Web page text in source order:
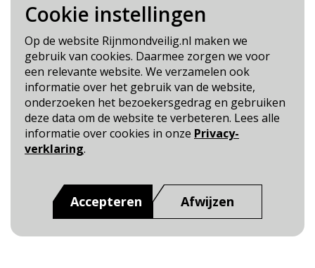
Cookie instellingen
Op de website Rijnmondveilig.nl maken we
gebruik van cookies. Daarmee zorgen we voor
een relevante website. We verzamelen ook
informatie over het gebruik van de website,
onderzoeken het bezoekersgedrag en gebruiken
deze data om de website te verbeteren. Lees alle
informatie over cookies in onze Privacy-
verklaring.
Accepteren Afwijzen
Blijf op de hoogte
Cookie- en Privacybeleid
Toegankelijkheid
Dit is een website van